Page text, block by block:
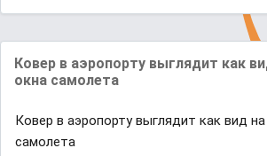
Ковер в аэропорту выглядит как
окна самолета
Ковер в аэропорту выглядит как вид
самолета